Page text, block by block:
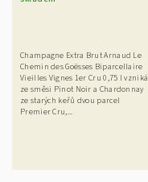
Champagne Extra Brut Arnaud Le
Chemin des Goësses Biparcellaire
Vieilles Vignes 1er Cru 0,75 l vzniká
ze směsi Pinot Noir a Chardonnay
ze starých keřů dvou parcel
Premier Cru,...